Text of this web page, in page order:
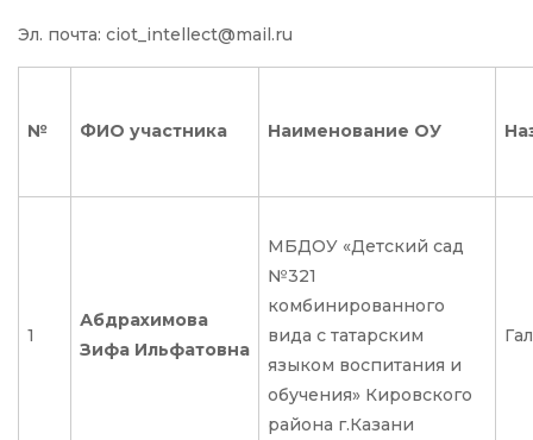
Эл. почта: ciot_intellect@mail.ru
№ ФИО участника Наименование ОУ
1
Абдрахимова
Зифа Ильфатовна
МБДОУ «Детский сад
№321
комбинированного
вида с татарским
языком воспитания и
обучения» Кировского
района г.Казани